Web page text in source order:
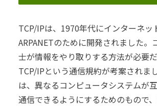
TCP/IPは、1970年代にインターネッ
ARPANETのために開発されました。
士が情報をやり取りする方法が必要だ
TCP/IPという通信規約が考案されま
は、異なるコンピュータシステムが
通信できるようにするためのもので